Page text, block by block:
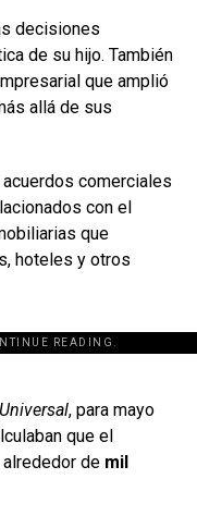
decisiones
de su hijo. También
que amplió
allá de sus
comerciales
con el
que
hoteles y otros
READING.
, para mayo
que el
de mil